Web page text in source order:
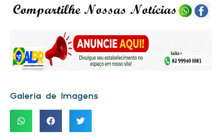
Galeria de Imagens